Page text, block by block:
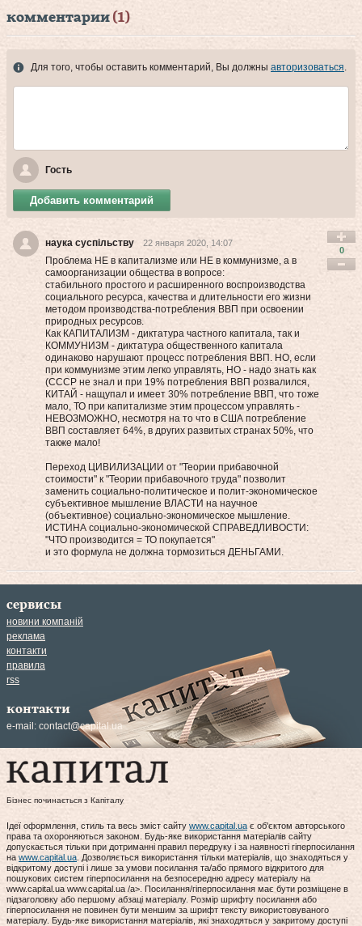
комментарии (1)
Для того, чтобы оставить комментарий, Вы должны авторизоваться.
Гость
Добавить комментарий
наука суспільству 22 января 2020, 14:07
Проблема НЕ в капитализме или НЕ в коммунизме, а в
самоорганизации общества в вопросе:
стабильного простого и расширенного воспроизводства
социального ресурса, качества и длительности его жизни
методом производства-потребления ВВП при освоении
природных ресурсов.
Как КАПИТАЛИЗМ - диктатура частного капитала, так и
КОММУНИЗМ - диктатура общественного капитала
одинаково нарушают процесс потребления ВВП. НО, если
при коммунизме этим легко управлять, НО - надо знать как
(СССР не знал и при 19% потребления ВВП розвалился,
КИТАЙ - нащупал и имеет 30% потребление ВВП, что тоже
мало, ТО при капитализме этим процессом управлять -
НЕВОЗМОЖНО, несмотря на то что в США потребление
ВВП составляет 64%, в других развитых странах 50%, что
также мало!
Переход ЦИВИЛИЗАЦИИ от "Теории прибавочной
стоимости" к "Теории прибавочного труда" позволит
заменить социально-политическое и полит-экономическое
субъективное мышление ВЛАСТИ на научное
(объективное) социально-экономическое мышление.
ИСТИНА социально-экономической СПРАВЕДЛИВОСТИ:
"ЧТО производится = ТО покупается"
и это формула не должна тормозиться ДЕНЬГАМИ.
0
сервисы
новини компаній
реклама
контакти
правила
rss
контакти
e-mail: contact@capital.ua
Бізнес починається з Капіталу
Ідеї оформлення, стиль та весь зміст сайту www.capital.ua є об'єктом авторського
права та охороняються законом. Будь-яке використання матеріалів сайту
допускається тільки при дотриманні правил передруку і за наявності гіперпосилання
на www.capital.ua. Дозволяється використання тільки матеріалів, що знаходяться у
відкритому доступі і лише за умови посилання та/або прямого відкритого для
пошукових систем гіперпосилання на безпосередню адресу матеріалу на
www.capital.ua www.capital.ua /a>. Посилання/гіперпосилання має бути розміщене в
підзаголовку або першому абзаці матеріалу. Розмір шрифту посилання або
гіперпосилання не повинен бути меншим за шрифт тексту використовуваного
матеріалу. Будь-яке використання матеріалів, які знаходяться у закритому доступі